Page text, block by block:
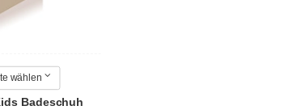
wählen
Badeschuh